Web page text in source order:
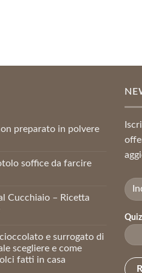
preparato in polvere
soffice da farcire
Cucchiaio – Ricetta
e surrogato di
scegliere e come
fatti in casa